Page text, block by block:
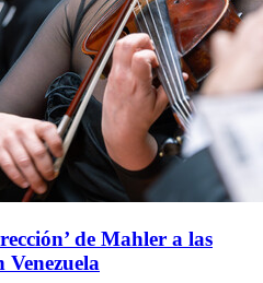
de Mahler a las